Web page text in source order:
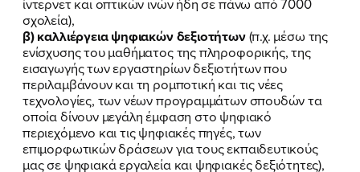
ΠΟΙΑ ΕΙΜΑΙ
ΕΡΓΟ
ΕΚΔΗΛΩΣΕΙΣ
ΝΕΑ
ΕΛΑ ΚΙ ΕΣΥ
σχολεία),
β) καλλιέργεια ψηφιακών δεξιοτήτων(π.χ. μέσω της
ενίσχυσης του μαθήματος της πληροφορικής, της
εισαγωγής των εργαστηρίων δεξιοτήτων που
περιλαμβάνουν και τη ρομποτική και τις νέες
τεχνολογίες, των νέων προγραμμάτων σπουδών τα
οποία δίνουν μεγάλη έμφαση στο ψηφιακό
περιεχόμενο και τις ψηφιακές πηγές, των
επιμορφωτικών δράσεων για τους εκπαιδευτικούς
μας σε ψηφιακά εργαλεία και ψηφιακές δεξιότητες),